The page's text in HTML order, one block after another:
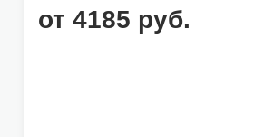
от 4185 руб.